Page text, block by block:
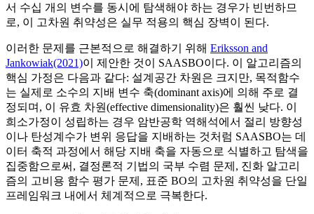
서 수십 개의 변수를 동시에 탐색해야 하는 경우가 빈번하므
로, 이 고차원 취약성은 실무 적용의 핵심 장벽이 된다.
이러한 문제를 근본적으로 해결하기 위해 Eriksson and
Jankowiak(2021)이 제안한 것이 SAASBO이다. 이 알고리즘의
핵심 가정은 다음과 같다: 설계공간 차원은 크지만, 목적함수
는 실제로 소수의 지배 변수 축(dominant axis)에 의해 주로 결
정되며, 이 유효 차원(effective dimensionality)은 훨씬 낮다. 이
희소가정이 성립하는 경우 암반공학 역해석에서 절리 방향성
이나 탄성계수가 변위 응답을 지배하는 것처럼 SAASBO는 데
이터 축적 과정에서 해당 지배 축을 자동으로 식별하고 탐색을
집중함으로써, 결정론적 기법의 국부 수렴 문제, 진화 알고리
즘의 고비용 함수 평가 문제, 표준 BO의 고차원 취약성을 단일
프레임워크 내에서 체계적으로 극복한다.